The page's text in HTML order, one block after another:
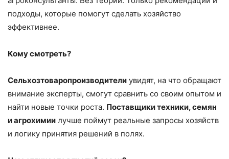
подходы, которые помогут сделать хозяйство
эффективнее.
Кому смотреть?
Сельхозтоваропроизводители увидят, на что обращают
внимание эксперты, смогут сравнить со своим опытом и
найти новые точки роста. Поставщики техники, семян
и агрохимии лучше поймут реальные запросы хозяйств
и логику принятия решений в полях.